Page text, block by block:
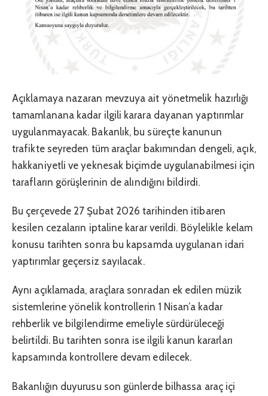
Açıklamaya nazaran mevzuya ait yönetmelik hazırlığı
tamamlanana kadar ilgili karara dayanan yaptırımlar
uygulanmayacak. Bakanlık, bu süreçte kanunun
trafikte seyreden tüm araçlar bakımından dengeli, açık,
hakkaniyetli ve yeknesak biçimde uygulanabilmesi için
tarafların görüşlerinin de alındığını bildirdi.
Bu çerçevede 27 Şubat 2026 tarihinden itibaren
kesilen cezaların iptaline karar verildi. Böylelikle kelam
konusu tarihten sonra bu kapsamda uygulanan idari
yaptırımlar geçersiz sayılacak.
Aynı açıklamada, araçlara sonradan ek edilen müzik
sistemlerine yönelik kontrollerin 1 Nisan’a kadar
rehberlik ve bilgilendirme emeliyle sürdürüleceği
belirtildi. Bu tarihten sonra ise ilgili kanun kararları
kapsamında kontrollere devam edilecek.
Bakanlığın duyurusu son günlerde bilhassa araç içi